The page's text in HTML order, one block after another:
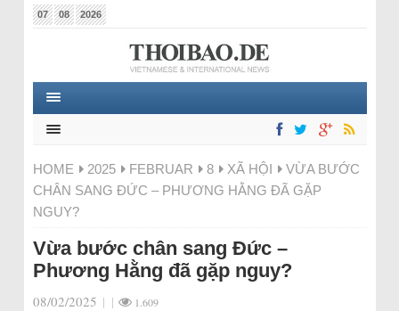
07 08 2026
HOME 2025 FEBRUAR 8 XÃ HỘI
VỪA BƯỚC
CHÂN SANG ĐỨC – PHƯƠNG HẰNG ĐÃ GẶP
NGUY?
Vừa bước chân sang Đức –
Phương Hằng đã gặp nguy?
08/02/2025 | | 1.609